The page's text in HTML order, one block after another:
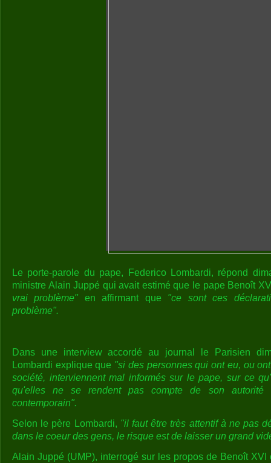
Le porte-parole du pape, Federico Lombardi, répond
ministre Alain Juppé qui avait estimé que le pape Benoît
vrai problème" en affirmant que "ce sont ces
problème".
Dans une interview accordé au journal le Parisien
Lombardi explique que "si des personnes qui ont eu, ou
société, interviennent mal informés sur le pape, sur ce
qu'elles ne se rendent pas compte de son autorité
contemporain".
Selon le père Lombardi, "il faut être très attentif à ne pas
dans le coeur des gens, le risque est de laisser un grand
Alain Juppé (UMP), interrogé sur les propos de Benoît XVI